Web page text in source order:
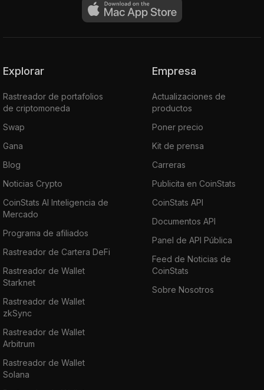
Explorar
Rastreador de portafolios
de criptomoneda
Swap
Gana
Blog
Noticias Crypto
CoinStats AI Inteligencia de
Mercado
Programa de afiliados
Rastreador de Cartera DeFi
Rastreador de Wallet
Starknet
Rastreador de Wallet
zkSync
Rastreador de Wallet
Arbitrum
Rastreador de Wallet
Solana
Empresa
Actualizaciones de
productos
Poner precio
Kit de prensa
Carreras
Publicita en CoinStats
CoinStats API
Documentos API
Panel de API Pública
Feed de Noticias de
CoinStats
Sobre Nosotros